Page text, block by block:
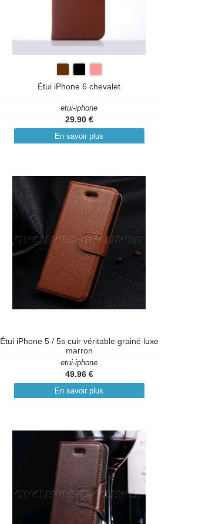
Étui iPhone 6 chevalet
etui-iphone
29.90 €
En savoir plus
Étui iPhone 5 / 5s cuir véritable grainé luxe
marron
etui-iphone
49.96 €
En savoir plus